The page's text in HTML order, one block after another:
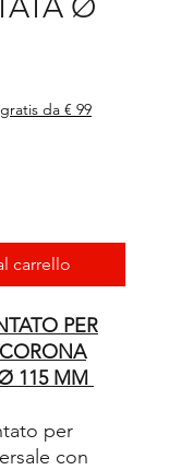
da € 99
carrello
PER
115 MM
per
con